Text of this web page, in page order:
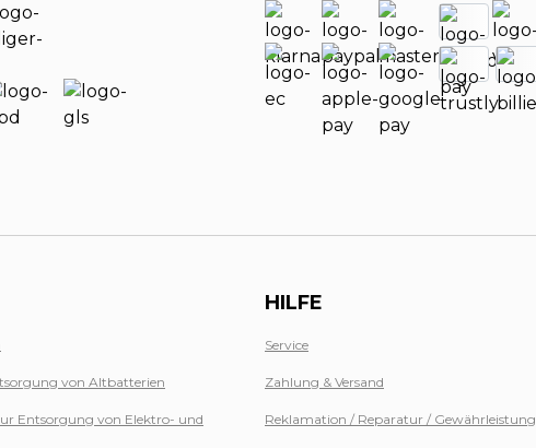
von Altbatterien
Entsorgung von Elektro- und
HILFE
Service
Zahlung & Versand
Reklamation / Reparatur / Gewährleistung